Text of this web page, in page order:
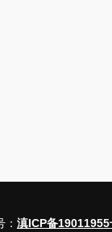
滇ICP备